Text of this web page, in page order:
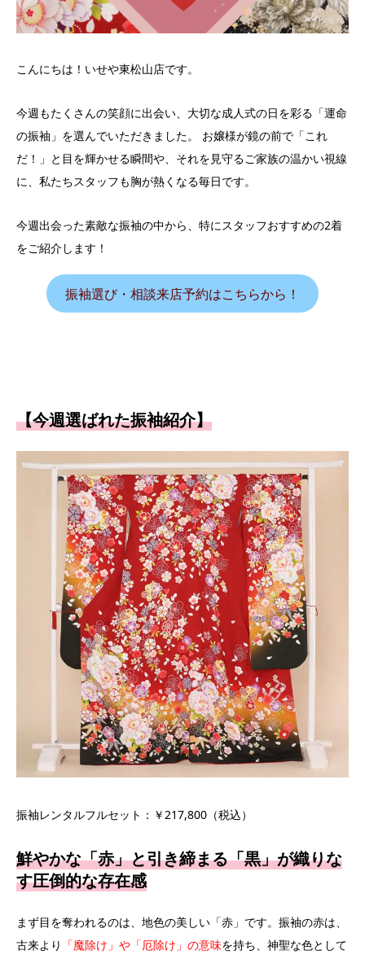
こんにちは！いせや東松山店です。
今週もたくさんの笑顔に出会い、大切な成人式の日を彩る「運命
の振袖」を選んでいただきました。 お嬢様が鏡の前で「これ
だ！」と目を輝かせる瞬間や、それを見守るご家族の温かい視線
に、私たちスタッフも胸が熱くなる毎日です。
今週出会った素敵な振袖の中から、特にスタッフおすすめの2着
をご紹介します！
振袖選び・相談来店予約はこちらから！
【今週選ばれた振袖紹介】
振袖レンタルフルセット：￥217,800（税込）
鮮やかな「赤」と引き締まる「黒」が織りな
す圧倒的な存在感
まず目を奪われるのは、地色の美しい「赤」です。振袖の赤は、
古来より 「魔除け」や「厄除け」の意味を持ち、神聖な色として